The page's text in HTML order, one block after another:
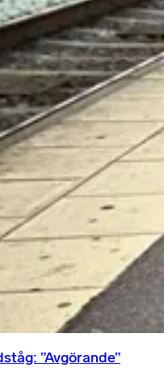
”Avgörande”